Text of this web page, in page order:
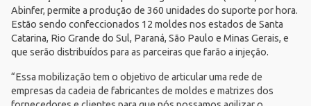
Abinfer, permite a produção de 360 unidades do suporte por hora.
Estão sendo confeccionados 12 moldes nos estados de Santa
Catarina, Rio Grande do Sul, Paraná, São Paulo e Minas Gerais, e
que serão distribuídos para as parceiras que farão a injeção.
“Essa mobilização tem o objetivo de articular uma rede de
empresas da cadeia de fabricantes de moldes e matrizes dos